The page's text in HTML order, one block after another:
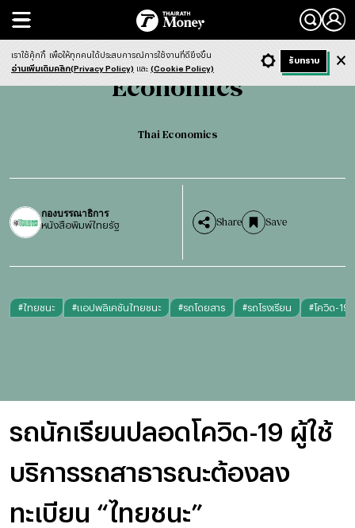
Search
Economics Thai Economics
Economics
Thai Economics
กองบรรณาธิการ
หนังสือพิมพ์ไทยรัฐ Share Save
#ไทยชนะ #แอปพลิเคชันไทยชนะ #รถโดยสาร #รถโรงเรียน #โควิด-19
รถนักเรียนปลอดโควิด-19 ผู้ใช้
บริการรถสาธารณะต้องลง
ทะเบียน “ไทยชนะ”
- ก + ก Dark ฟังข่าว
เราใช้คุ้กกี้ เพื่อให้ทุกคนได้ประสบการณ์การใช้งานที่ดียิ่งขึ้น
อ่านเพิ่มเติมคลิก(Privacy Policy) และ (Cookie Policy)
รับทราบ